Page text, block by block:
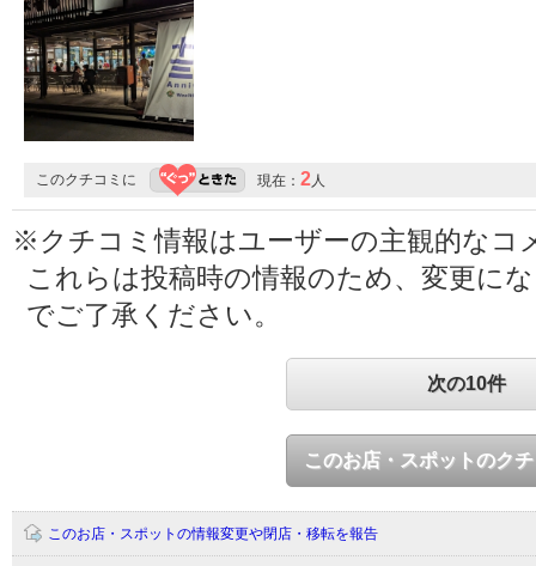
このクチコミに 現在： 2人
※クチコミ情報はユーザーの主観的なコ
これらは投稿時の情報のため、変更に
でご了承ください。
次の10件
このお店・スポットのク
このお店・スポットの情報変更や閉店・移転を報告